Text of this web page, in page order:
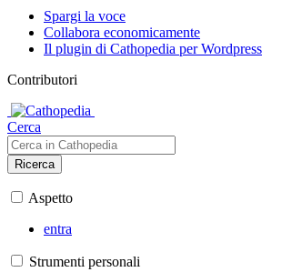
Spargi la voce
Collabora economicamente
Il plugin di Cathopedia per Wordpress
Contributori
Cerca
Ricerca
Aspetto
entra
Strumenti personali